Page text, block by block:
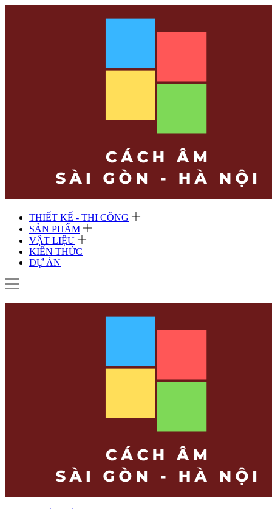
THIẾT KẾ - THI CÔNG
SẢN PHẨM
VẬT LIỆU
KIẾN THỨC
DỰ ÁN